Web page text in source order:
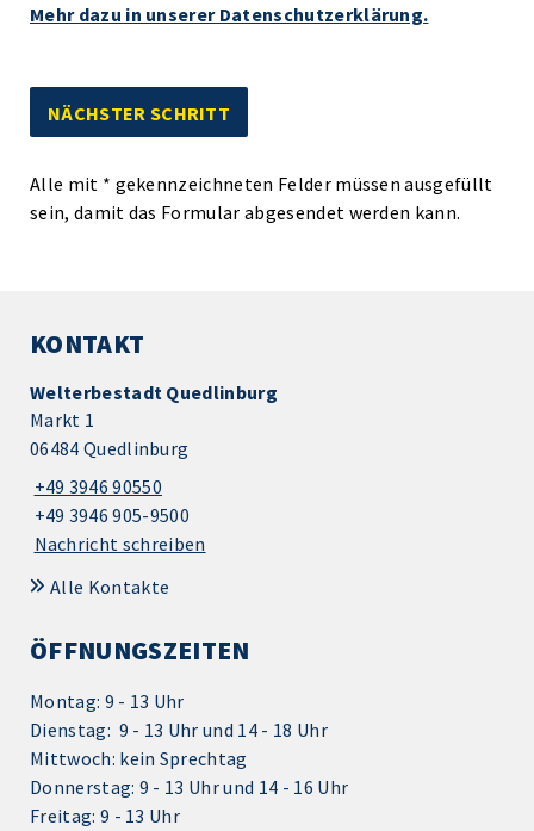
Mehr dazu in unserer Datenschutzerklärung.
Alle mit * gekennzeichneten Felder müssen ausgefüllt
sein, damit das Formular abgesendet werden kann.
KONTAKT
Welterbestadt Quedlinburg
Markt 1
06484 Quedlinburg
+49 3946 90550
+49 3946 905-9500
Nachricht schreiben
Alle Kontakte
ÖFFNUNGSZEITEN
Montag: 9 - 13 Uhr
Dienstag: 9 - 13 Uhr und 14 - 18 Uhr
Mittwoch: kein Sprechtag
Donnerstag: 9 - 13 Uhr und 14 - 16 Uhr
Freitag: 9 - 13 Uhr